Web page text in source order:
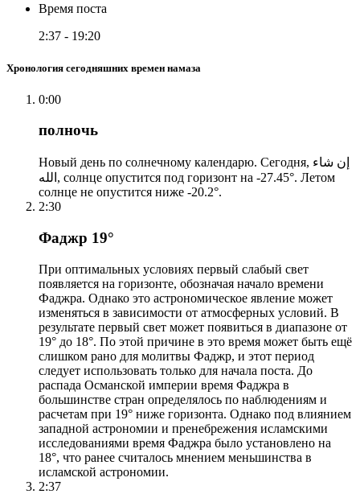
Время поста
2:37 - 19:20
Хронология сегодняшних времен намаза
0:00
полночь
Новый день по солнечному календарю. Сегодня, إن شاء
الله, солнце опустится под горизонт на -27.45°. Летом
солнце не опустится ниже -20.2°.
2:30
Фаджр 19°
При оптимальных условиях первый слабый свет
появляется на горизонте, обозначая начало времени
Фаджра. Однако это астрономическое явление может
изменяться в зависимости от атмосферных условий. В
результате первый свет может появиться в диапазоне от
19° до 18°. По этой причине в это время может быть ещё
слишком рано для молитвы Фаджр, и этот период
следует использовать только для начала поста. До
распада Османской империи время Фаджра в
большинстве стран определялось по наблюдениям и
расчетам при 19° ниже горизонта. Однако под влиянием
западной астрономии и пренебрежения исламскими
исследованиями время Фаджра было установлено на
18°, что ранее считалось мнением меньшинства в
исламской астрономии.
2:37